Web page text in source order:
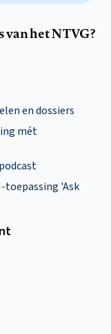
het NTVG?
en dossiers
mét
toepassing 'Ask